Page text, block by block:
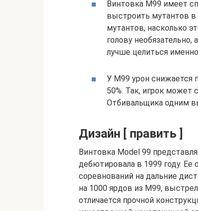
Винтовка M99 имеет
выстроить мутантов
мутантов, насколько
голову
лучше целиться
У M99 урон снижается
50%. Так, игрок может
Отбивальщика одним
Дизайн [ править ]
Винтовка Model 99
дебютировала в 1999 году.
соревнований на дальние
на 1000 ярдов из M99,
отличается прочной